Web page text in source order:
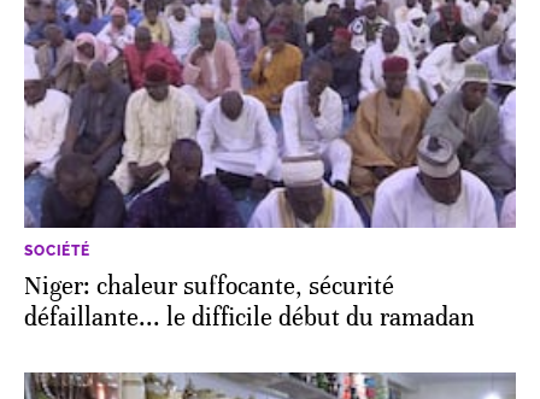
SOCIÉTÉ
Niger: chaleur suffocante, sécurité
défaillante... le difficile début du ramadan